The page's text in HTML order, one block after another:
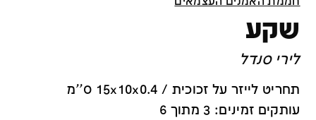
שקע
לירי סנדל
תחריט לייזר על זכוכית / 15x10x0.4 ס''מ
עותקים זמינים: 3 מתוך 6